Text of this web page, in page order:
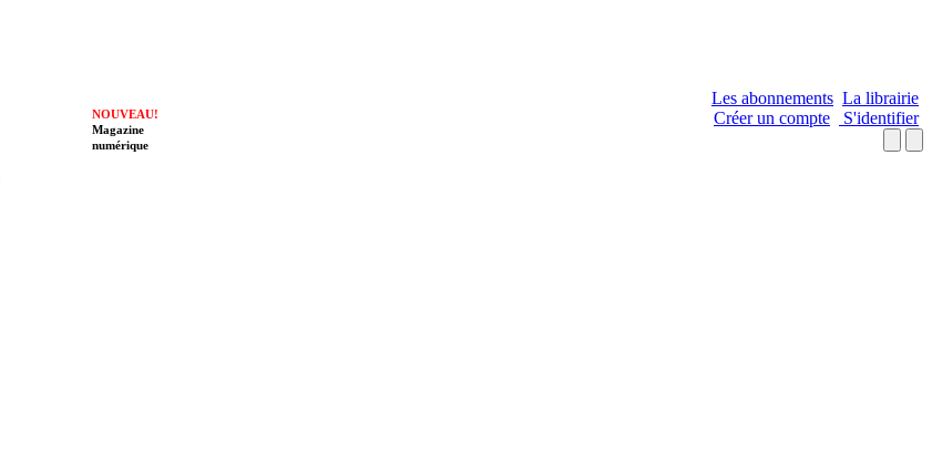
Les abonnements La librairie
Créer un compte
S'identifier
NOUVEAU!
Magazine
numérique